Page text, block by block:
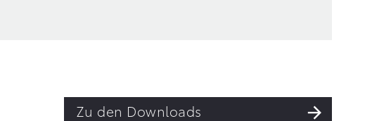
Zu den Downloads